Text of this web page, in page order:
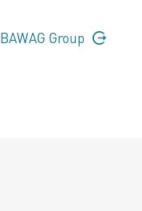
BAWAG Group